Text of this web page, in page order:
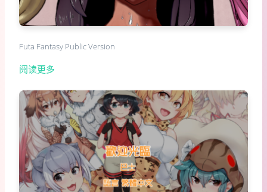
Futa Fantasy Public Version
阅读更多